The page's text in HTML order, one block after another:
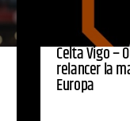
Celta Vigo –
relancer la
Europa